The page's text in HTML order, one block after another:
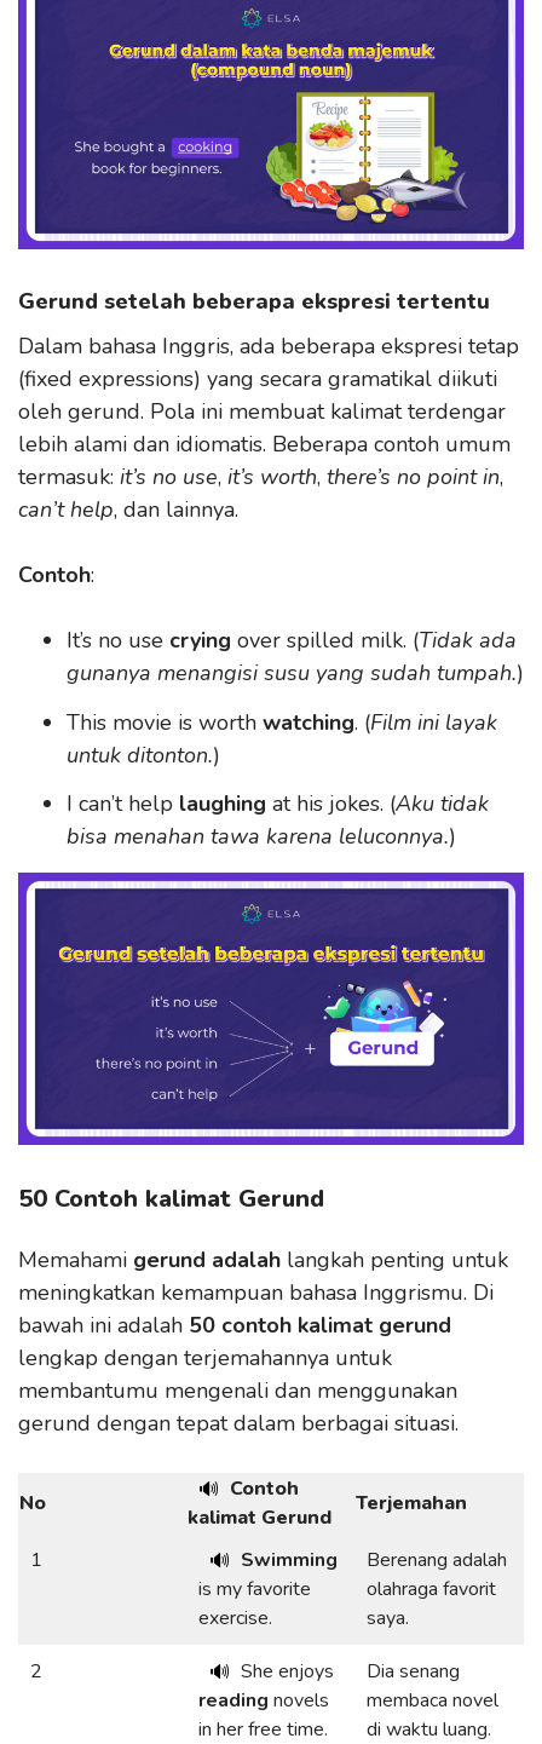
Gerund setelah beberapa ekspresi tertentu
Dalam bahasa Inggris, ada beberapa ekspresi tetap
(fixed expressions) yang secara gramatikal diikuti
oleh gerund. Pola ini membuat kalimat terdengar
lebih alami dan idiomatis. Beberapa contoh umum
termasuk: it’s no use, it’s worth, there’s no point in,
can’t help, dan lainnya.
Contoh:
It’s no use crying over spilled milk. (Tidak ada
gunanya menangisi susu yang sudah tumpah.)
This movie is worth watching. (Film ini layak
untuk ditonton.)
I can’t help laughing at his jokes. (Aku tidak
bisa menahan tawa karena leluconnya.)
50 Contoh kalimat Gerund
Memahami gerund adalah langkah penting untuk
meningkatkan kemampuan bahasa Inggrismu. Di
bawah ini adalah 50 contoh kalimat gerund
lengkap dengan terjemahannya untuk
membantumu mengenali dan menggunakan
gerund dengan tepat dalam berbagai situasi.
No 🔊 Contoh
kalimat Gerund
Terjemahan
1 🔊 Swimming
is my favorite
exercise.
Berenang adalah
olahraga favorit
saya.
2
🔊 She enjoys
reading novels
in her free time.
Dia senang
membaca novel
di waktu luang.